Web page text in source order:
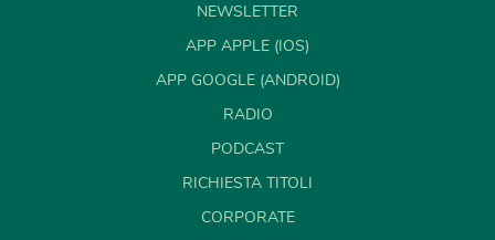
NEWSLETTER
APP APPLE (IOS)
APP GOOGLE (ANDROID)
RADIO
PODCAST
RICHIESTA TITOLI
CORPORATE